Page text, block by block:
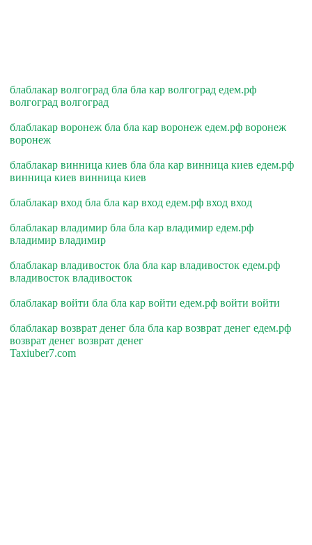
блаблакар волгоград бла бла кар волгоград едем.рф
волгоград волгоград
блаблакар воронеж бла бла кар воронеж едем.рф воронеж
воронеж
блаблакар винница киев бла бла кар винница киев едем.рф
винница киев винница киев
блаблакар вход бла бла кар вход едем.рф вход вход
блаблакар владимир бла бла кар владимир едем.рф
владимир владимир
блаблакар владивосток бла бла кар владивосток едем.рф
владивосток владивосток
блаблакар войти бла бла кар войти едем.рф войти войти
блаблакар возврат денег бла бла кар возврат денег едем.рф
возврат денег возврат денег
Taxiuber7.com